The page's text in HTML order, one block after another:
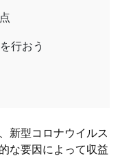
行おう
新型コロナウイルス
な要因によって収益